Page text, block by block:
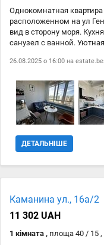
Однокомнатная
расположенном на ул
вид в сторону моря.
санузел с ванной.
которые ценят уют и
26.08.2025 о 16:00 на
ДЕТАЛЬНІШЕ
Каманина ул., 16а/2
11 302 UAH
1 кімната , площа 40 / 15 ,